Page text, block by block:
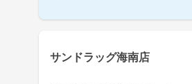
サンドラッグ海南店